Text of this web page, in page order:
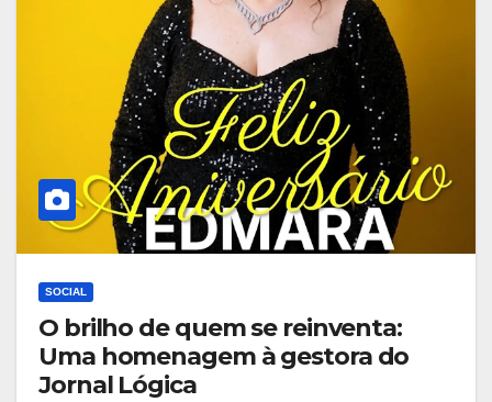
SOCIAL
O brilho de quem se reinventa:
Uma homenagem à gestora do
Jornal Lógica